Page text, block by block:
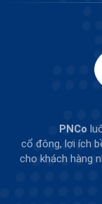
PNCo
cổ đông, lợi ích
cho khách hàng